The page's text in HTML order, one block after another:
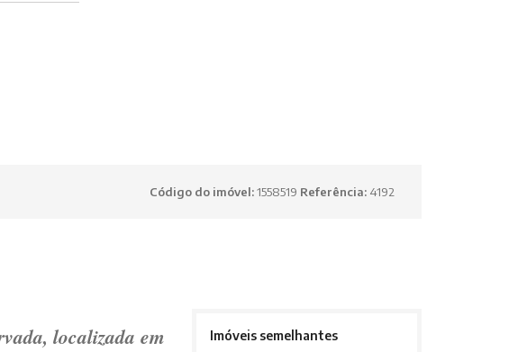
Código do imóvel:1558519 Referência: 4192
localizada em
Imóveis semelhantes